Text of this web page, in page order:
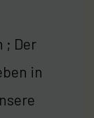
; Der
in